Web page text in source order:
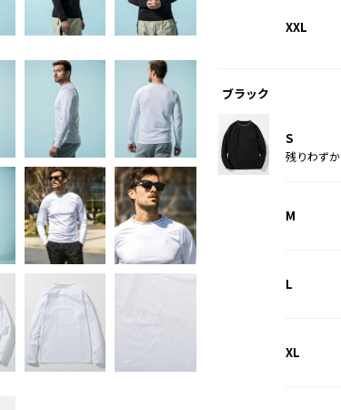
XXL
ブラック
S
残りわずか
M
L
XL